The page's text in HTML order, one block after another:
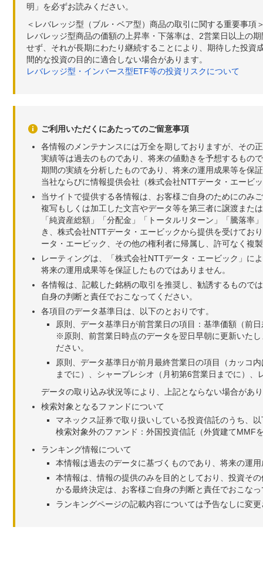
明」を必ずお読みください。
＜レバレッジ型（ブル・ベア型）商品の取引に関する重要事項
レバレッジ型商品の価額の上昇率・下落率は、2営業日以上の
せず、それが長期にわたり継続することにより、期待した投
間的な投資の目的に適合しない場合があります。
レバレッジ型・インバース型ETF等の投資リスクについて
ご利用いただくにあたってのご留意事項
各情報のメンテナンスには万全を期しておりますが、その
実績等は過去のものであり、将来の値動きを予想するもの
期間の実績を分析したものであり、将来の運用成果等を保
当社ならびに情報提供会社（株式会社NTTデータ・エービ
当サイトで提供する各情報は、お客様ご自身のためにのみ
複写もしくは加工した文言やデータ等を第三者に譲渡また
「純資産総額」「分配金」「トータルリターン」「騰落
き、株式会社NTTデータ・エービックから提供を受けてお
ータ・エービック、その他の権利者に帰属し、許可なく複
レーティングは、「株式会社NTTデータ・エービック」に
将来の運用成果等を保証したものではありません。
各情報は、記載した銘柄の取引を推奨し、勧誘するもので
自身の判断と責任でおこなってください。
各項目のデータ基準日は、以下のとおりです。
原則、データ基準日が前営業日の項目：基準価額（前
※原則、前営業日時点のデータを翌日早朝に更新いた
ださい。
原則、データ基準日が前月最終営業日の項目（カッコ
までに）、シャープレシオ（月初第6営業日までに）
データの取り込み状況等により、上記とならない場合があ
検索対象となるファンドについて
マネックス証券で取り扱いしている投資信託のうち、
検索対象外のファンド：外国投資信託（外貨建てMMF
ランキング情報について
本情報は過去のデータに基づくものであり、将来の運
本情報は、情報の提供のみを目的としており、投資そ
かる最終決定は、お客様ご自身の判断と責任でおこな
ランキングページの記載内容については予告なしに変